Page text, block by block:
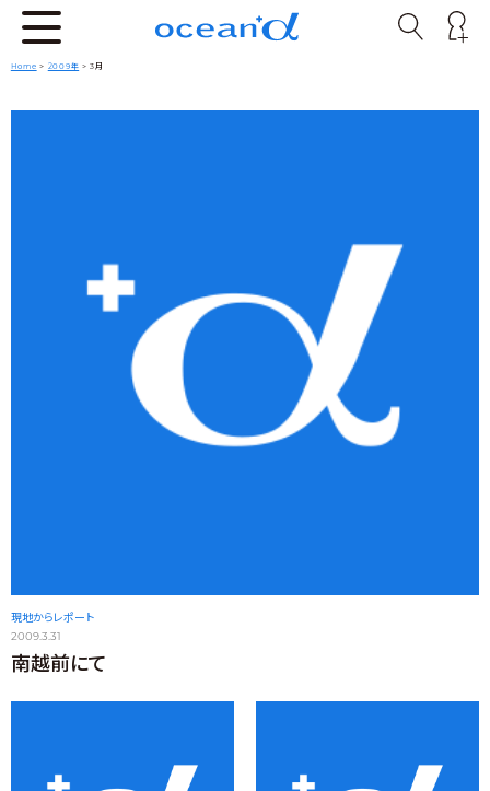
Home > 2009年 > 3月
現地からレポート
2009.3.31
南越前にて